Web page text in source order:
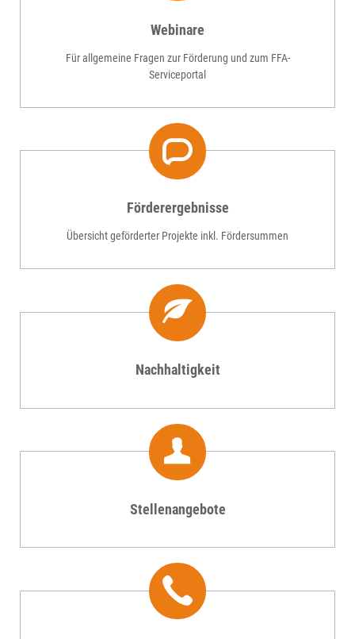
Webinare
Für allgemeine Fragen zur Förderung und zum FFA-
Serviceportal
Förderergebnisse
Übersicht geförderter Projekte inkl. Fördersummen
Nachhaltigkeit
Stellenangebote